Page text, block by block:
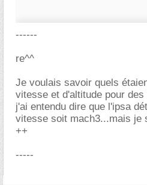
------
re^^
Je voulais savoir quels
vitesse et d'altitude pour
j'ai entendu dire que l'ipsa
vitesse soit mach3...mais je
++
-----